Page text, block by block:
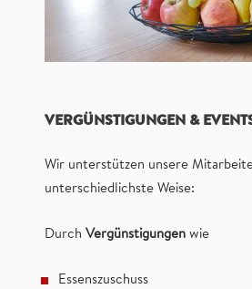
VERGÜNSTIGUNGEN &
Wir unterstützen unsere
unterschiedlichste Weise:
Durch Vergünstigungen wie
Essenszuschuss